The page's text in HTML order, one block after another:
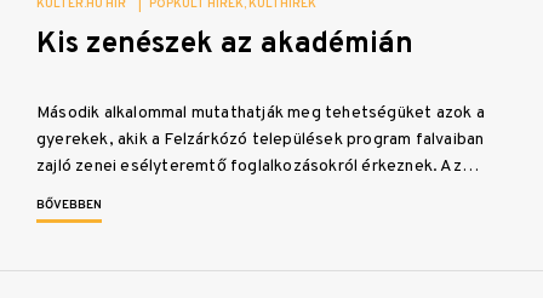
KULTER.HU HÍR POPKULT HÍREK KULTHÍREK
Kis zenészek az akadémián
Második alkalommal mutathatják meg tehetségüket azok a
gyerekek, akik a Felzárkózó települések program falvaiban
zajló zenei esélyteremtő foglalkozásokról érkeznek. Az…
BŐVEBBEN